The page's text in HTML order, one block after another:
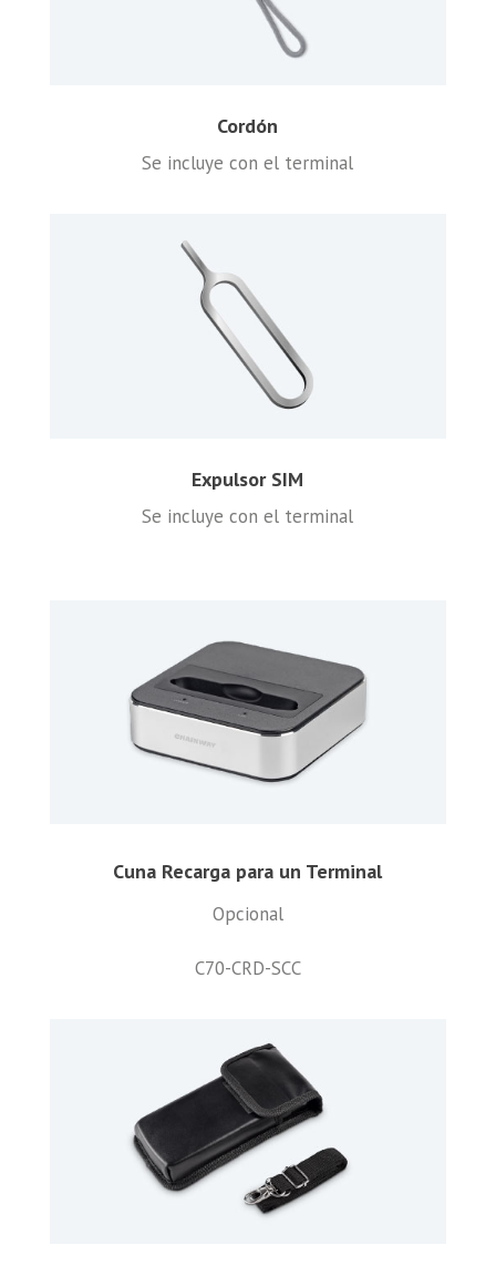
Cordón
Se incluye con el terminal
Expulsor SIM
Se incluye con el terminal
Cuna Recarga para un Terminal
Opcional
C70-CRD-SCC